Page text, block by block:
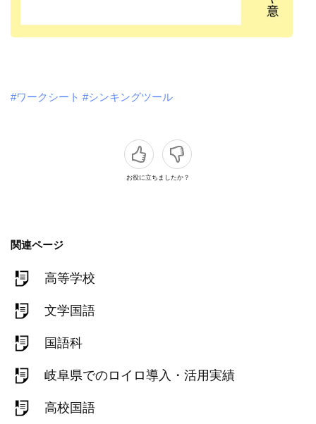
#ワークシート #シンキングツール
お役に立ちましたか？
関連ページ
高等学校
文学国語
国語科
岐阜県でのロイロ導入・活用実績
高校国語